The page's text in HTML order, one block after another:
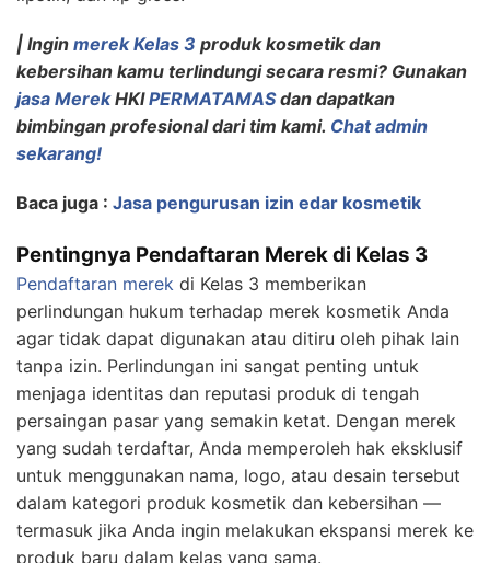
| Ingin merek Kelas 3 produk kosmetik dan
kebersihan kamu terlindungi secara resmi? Gunakan
jasa MerekHKIPERMATAMASdan dapatkan
bimbingan profesional dari tim kami. Chat admin
sekarang!
Baca juga : Jasa pengurusan izin edar kosmetik
Pentingnya Pendaftaran Merek di Kelas 3
Pendaftaran merek di Kelas 3 memberikan
perlindungan hukum terhadap merek kosmetik Anda
agar tidak dapat digunakan atau ditiru oleh pihak lain
tanpa izin. Perlindungan ini sangat penting untuk
menjaga identitas dan reputasi produk di tengah
persaingan pasar yang semakin ketat. Dengan merek
yang sudah terdaftar, Anda memperoleh hak eksklusif
untuk menggunakan nama, logo, atau desain tersebut
dalam kategori produk kosmetik dan kebersihan —
termasuk jika Anda ingin melakukan ekspansi merek ke
produk baru dalam kelas yang sama.